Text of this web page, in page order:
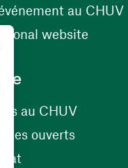
au CHUV
website
au CHUV(ouvre
ouverts(ouvre